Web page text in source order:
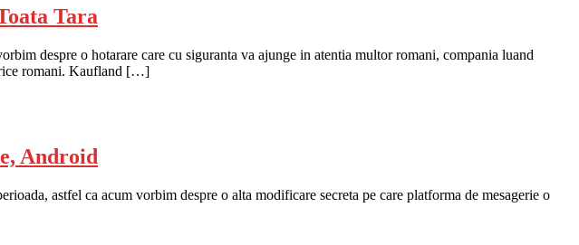
Tara
despre o hotarare care cu siguranta va ajunge in atentia multor romani, compania luand
romani. Kaufland […]
Android
astfel ca acum vorbim despre o alta modificare secreta pe care platforma de mesagerie o